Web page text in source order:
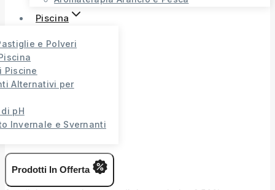
Piscina
e Polveri
Piscine
Alternativi per
pH
Invernale e Svernanti
Prodotti In Offerta